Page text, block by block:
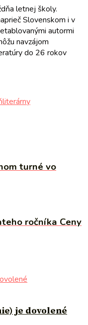
letnej školy.
Slovenskom i v
autormi
navzájom
do 26 rokov
literárny
turné vo
ročníka Ceny
je dovolené